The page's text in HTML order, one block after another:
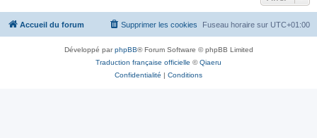
Accueil du forum Fuseau horaire sur UTC+01:00
Supprimer les cookies
Développé parphpBB® Forum Software © phpBB Limited
Traduction française officielle ©Qiaeru
Confidentialité | Conditions